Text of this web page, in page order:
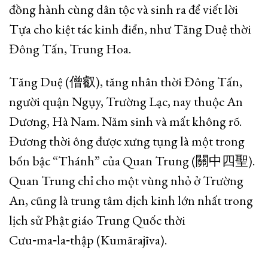
đồng hành cùng dân tộc và sinh ra để viết lời
Tựa cho kiệt tác kinh điển, như Tăng Duệ thời
Đông Tấn, Trung Hoa.
Tăng Duệ (僧叡), tăng nhân thời Đông Tấn,
người quận Ngụy, Trường Lạc, nay thuộc An
Dương, Hà Nam. Năm sinh và mất không rõ.
Đương thời ông được xưng tụng là một trong
bốn bậc “Thánh” của Quan Trung (關中四聖).
Quan Trung chỉ cho một vùng nhỏ ở Trường
An, cũng là trung tâm dịch kinh lớn nhất trong
lịch sử Phật giáo Trung Quốc thời
Cưu‑ma‑la‑thập (Kumārajīva).